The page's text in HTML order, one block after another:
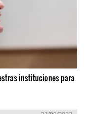
instituciones para